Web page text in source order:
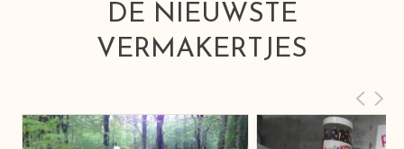
DE NIEUWSTE
VERMAKERTJES